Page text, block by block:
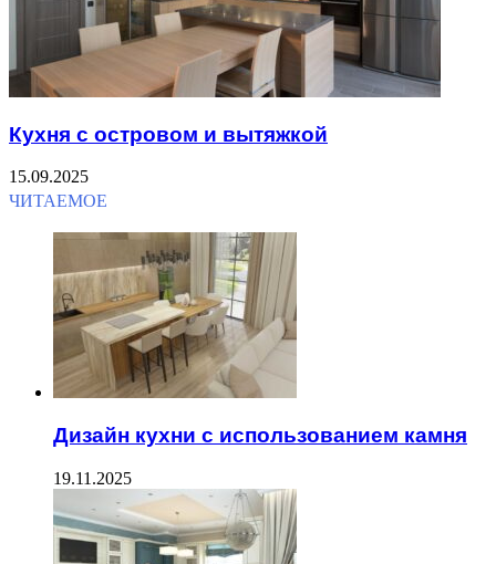
Кухня с островом и вытяжкой
15.09.2025
ЧИТАЕМОЕ
Дизайн кухни с использованием камня
19.11.2025